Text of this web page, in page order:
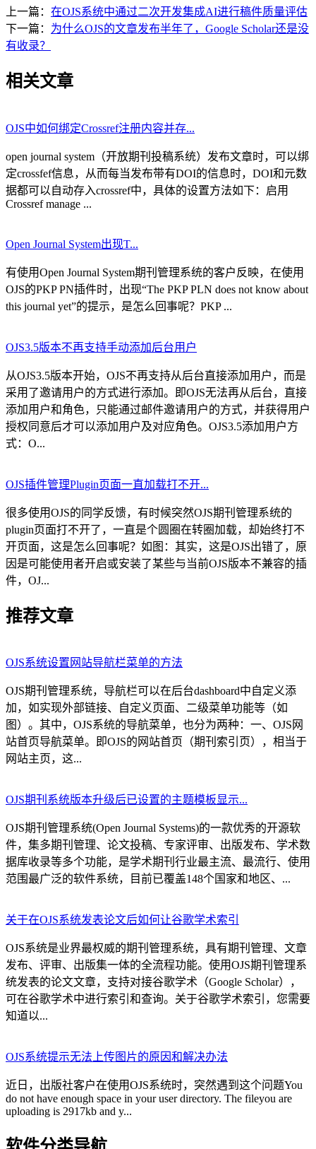
上一篇： 在OJS系统中通过二次开发集成AI进行稿件质量评估
下一篇： 为什么OJS的文章发布半年了，Google Scholar还是没
有收录？
相关文章
OJS中如何绑定Crossref注册内容并存...
open journal system（开放期刊投稿系统）发布文章时，可以绑
定crossfef信息，从而每当发布带有DOI的信息时，DOI和元数
据都可以自动存入crossref中，具体的设置方法如下：启用
Crossref manage ...
Open Journal System出现T...
有使用Open Journal System期刊管理系统的客户反映，在使用
OJS的PKP PN插件时，出现“The PKP PLN does not know about
this journal yet”的提示，是怎么回事呢？PKP ...
OJS3.5版本不再支持手动添加后台用户
从OJS3.5版本开始，OJS不再支持从后台直接添加用户，而是
采用了邀请用户的方式进行添加。即OJS无法再从后台，直接
添加用户和角色，只能通过邮件邀请用户的方式，并获得用户
授权同意后才可以添加用户及对应角色。OJS3.5添加用户方
式：O...
OJS插件管理Plugin页面一直加载打不开...
很多使用OJS的同学反馈，有时候突然OJS期刊管理系统的
plugin页面打不开了，一直是个圆圈在转圈加载，却始终打不
开页面，这是怎么回事呢？如图：其实，这是OJS出错了，原
因是可能使用者开启或安装了某些与当前OJS版本不兼容的插
件，OJ...
推荐文章
OJS系统设置网站导航栏菜单的方法
OJS期刊管理系统，导航栏可以在后台dashboard中自定义添
加，如实现外部链接、自定义页面、二级菜单功能等（如
图）。其中，OJS系统的导航菜单，也分为两种：一、OJS网
站首页导航菜单。即OJS的网站首页（期刊索引页），相当于
网站主页，这...
OJS期刊系统版本升级后已设置的主题模板显示...
OJS期刊管理系统(Open Journal Systems)的一款优秀的开源软
件，集多期刊管理、论文投稿、专家评审、出版发布、学术数
据库收录等多个功能，是学术期刊行业最主流、最流行、使用
范围最广泛的软件系统，目前已覆盖148个国家和地区、...
关于在OJS系统发表论文后如何让谷歌学术索引
OJS系统是业界最权威的期刊管理系统，具有期刊管理、文章
发布、评审、出版集一体的全流程功能。使用OJS期刊管理系
统发表的论文文章，支持对接谷歌学术（Google Scholar），
可在谷歌学术中进行索引和查询。关于谷歌学术索引，您需要
知道以...
OJS系统提示无法上传图片的原因和解决办法
近日，出版社客户在使用OJS系统时，突然遇到这个问题You
do not have enough space in your user directory. The fileyou are
uploading is 2917kb and y...